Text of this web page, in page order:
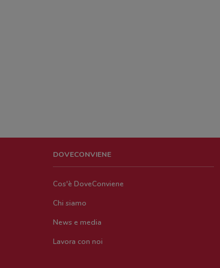
DOVECONVIENE
Cos'è DoveConviene
Chi siamo
News e media
Lavora con noi